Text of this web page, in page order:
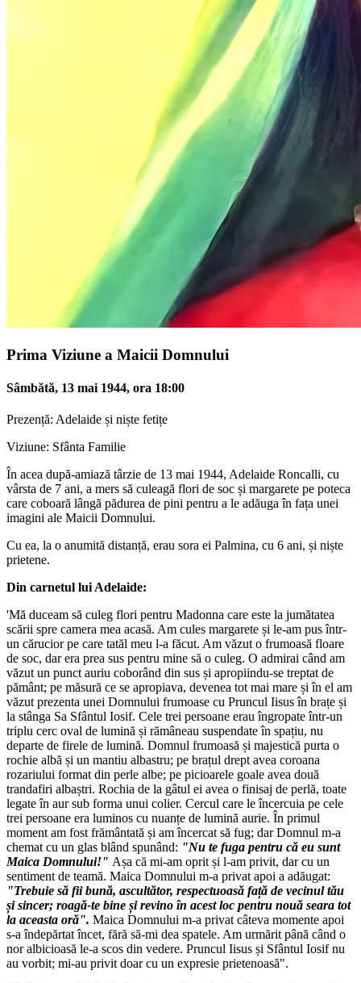
Prima Viziune a Maicii Domnului
Sâmbătă, 13 mai 1944, ora 18:00
Prezență: Adelaide și niște fetițe
Viziune: Sfânta Familie
În acea după-amiază târzie de 13 mai 1944, Adelaide Roncalli, cu
vârsta de 7 ani, a mers să culeagă flori de soc și margarete pe poteca
care coboară lângă pădurea de pini pentru a le adăuga în fața unei
imagini ale Maicii Domnului.
Cu ea, la o anumită distanță, erau sora ei Palmina, cu 6 ani, și niște
prietene.
Din carnetul lui Adelaide:
'Mă duceam să culeg flori pentru Madonna care este la jumătatea
scării spre camera mea acasă. Am cules margarete și le-am pus într-
un cărucior pe care tatăl meu l-a făcut. Am văzut o frumoasă floare
de soc, dar era prea sus pentru mine să o culeg. O admirai când am
văzut un punct auriu coborând din sus și apropiindu-se treptat de
pământ; pe măsură ce se apropiava, devenea tot mai mare și în el am
văzut prezenta unei Domnului frumoase cu Pruncul Iisus în brațe și
la stânga Sa Sfântul Iosif. Cele trei persoane erau îngropate într-un
triplu cerc oval de lumină și rămâneau suspendate în spațiu, nu
departe de firele de lumină. Domnul frumoasă și majestică purta o
rochie albă și un mantiu albastru; pe brațul drept avea coroana
rozariului format din perle albe; pe picioarele goale avea două
trandafiri albaștri. Rochia de la gâtul ei avea o finisaj de perlă, toate
legate în aur sub forma unui colier. Cercul care le încercuia pe cele
trei persoane era luminos cu nuanțe de lumină aurie. În primul
moment am fost frământată și am încercat să fug; dar Domnul m-a
chemat cu un glas blând spunând: "Nu te fuga pentru că eu sunt
Maica Domnului!" Așa că mi-am oprit și l-am privit, dar cu un
sentiment de teamă. Maica Domnului m-a privat apoi a adăugat:
"Trebuie să fii bună, ascultător, respectuoasă față de vecinul tău
și sincer; roagă-te bine și revino în acest loc pentru nouă seara tot
la aceasta oră". Maica Domnului m-a privat câteva momente apoi
s-a îndepărtat încet, fără să-mi dea spatele. Am urmărit până când o
nor albicioasă le-a scos din vedere. Pruncul Iisus și Sfântul Iosif nu
au vorbit; mi-au privit doar cu un expresie prietenoasă".